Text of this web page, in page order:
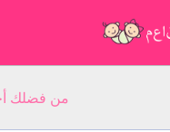
من فضلك أجب عن 5 أسئلة عن